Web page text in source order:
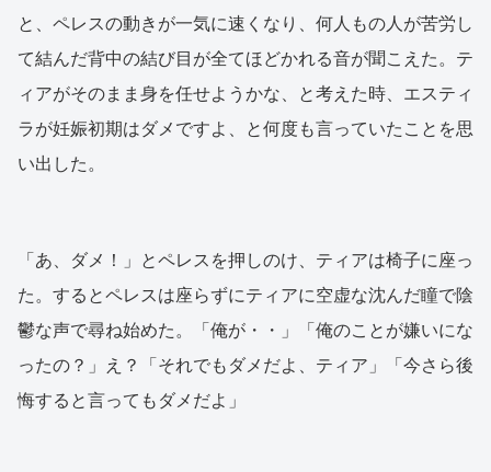
と、ペレスの動きが一気に速くなり、何人もの人が苦労し
て結んだ背中の結び目が全てほどかれる音が聞こえた。テ
ィアがそのまま身を任せようかな、と考えた時、エスティ
ラが妊娠初期はダメですよ、と何度も言っていたことを思
い出した。
「あ、ダメ！」とペレスを押しのけ、ティアは椅子に座っ
た。するとペレスは座らずにティアに空虚な沈んだ瞳で陰
鬱な声で尋ね始めた。「俺が・・」「俺のことが嫌いにな
ったの？」え？「それでもダメだよ、ティア」「今さら後
悔すると言ってもダメだよ」